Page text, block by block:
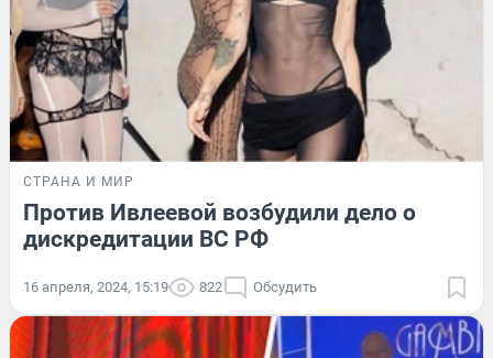
СТРАНА И МИР
Против Ивлеевой возбудили дело о
дискредитации ВС РФ
16 апреля, 2024, 15:19 822 Обсудить